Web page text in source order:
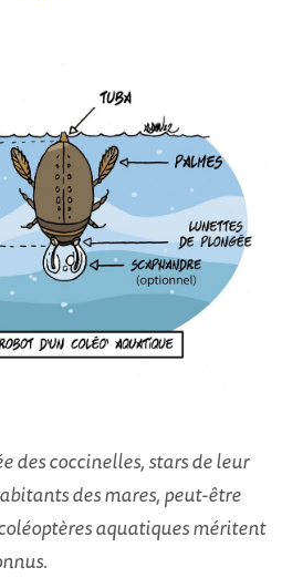
des coccinelles, stars de leur
des mares, peut-être
aquatiques méritent